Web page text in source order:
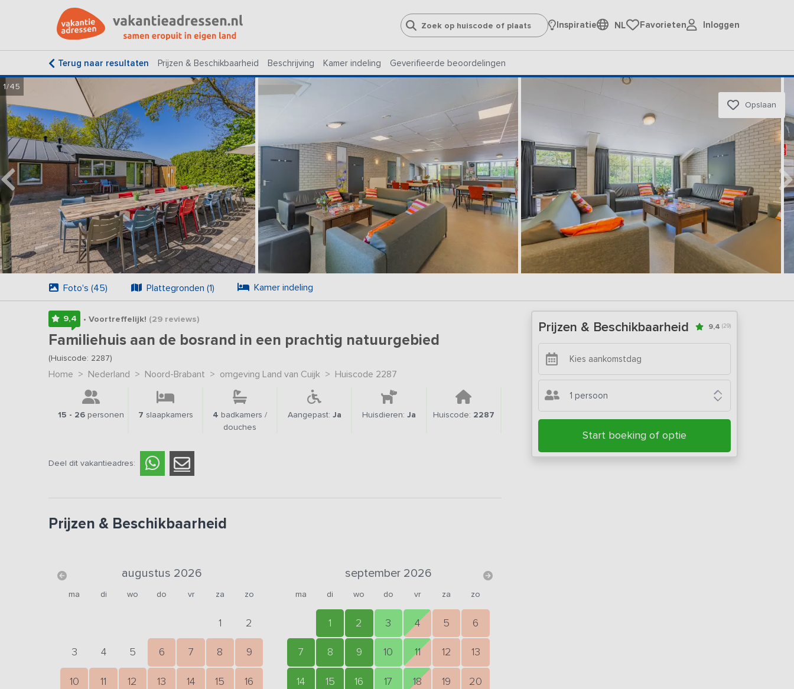
Inspiratie NL Favorieten Inloggen
Terug naar resultaten Prijzen & Beschikbaarheid Beschrijving Kamer indeling Geverifieerde beoordelingen
1/45
Opslaan
Foto's (45) Plattegronden (1) Kamer indeling
9,4 • Voortreffelijk! (29reviews)
Familiehuis aan de bosrand in een prachtig natuurgebied
(Huiscode: 2287)
Home > Nederland > Noord-Brabant > omgeving Land van Cuijk > Huiscode 2287
15 - 26 personen 7 slaapkamers 4 badkamers /
douches
Aangepast: Ja Huisdieren: Ja Huiscode: 2287
Deel dit vakantieadres:
Prijzen & Beschikbaarheid
augustus 2026
ma di wo do vr za zo
1 2
3 4 5 6 7 8 9
10 11 12 13 14 15 16
september 2026
ma di wo do vr za zo
1 2 3 4 5 6
7 8 9 10 11 12 13
14 15 16 17 18 19 20
Prijzen & Beschikbaarheid 9,4 (29)
1 persoon
Start boeking of optie